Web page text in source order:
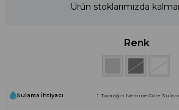
Ürün stoklarımızda
Renk
Sulama İhtiyacı Toprağın Nemine Göre